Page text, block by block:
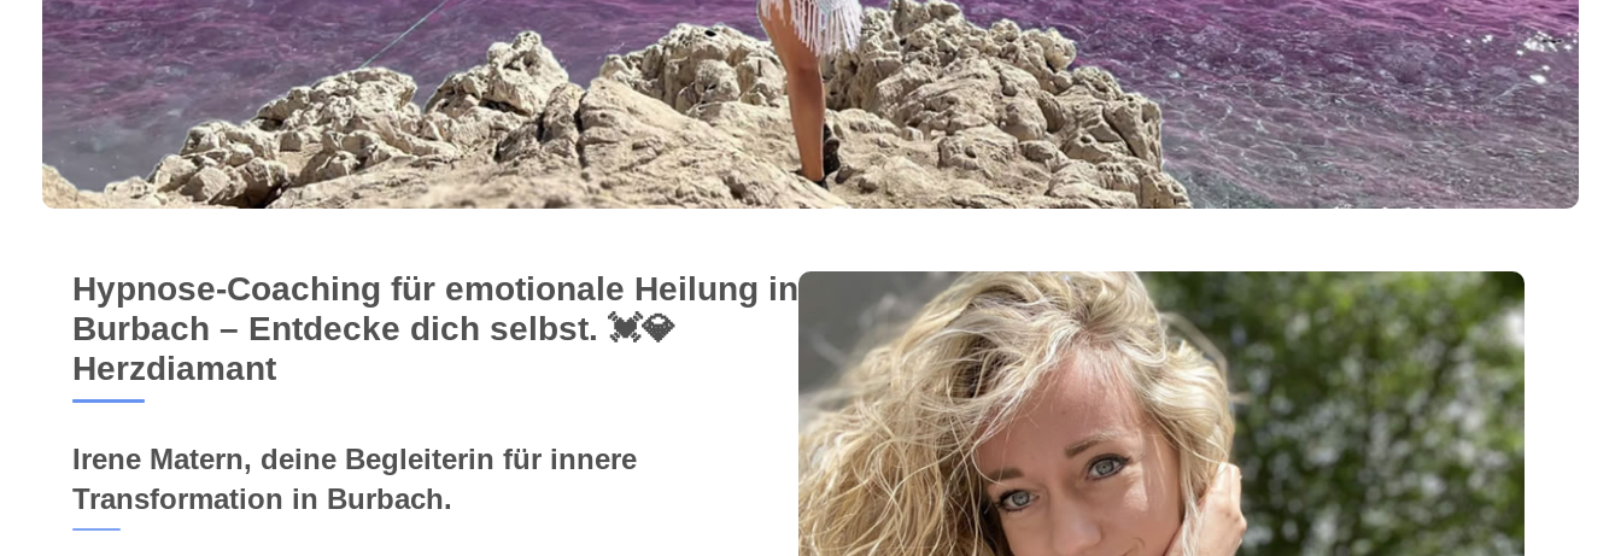
Hypnose-Coaching für emotionale Heilung in
Burbach – Entdecke dich selbst. 💓️💎
Herzdiamant
Irene Matern, deine Begleiterin für innere
Transformation in Burbach.